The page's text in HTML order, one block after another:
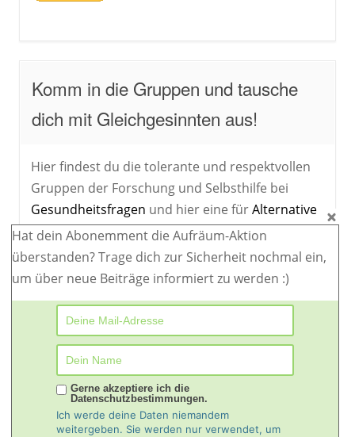
Komm in die Gruppen und tausche
dich mit Gleichgesinnten aus!
Hier findest du die tolerante und respektvollen
Gruppen der Forschung und Selbsthilfe bei
Gesundheitsfragen und hier eine fürAlternative
Extremistenund allen, die an kontroversen
Randthemen interessiert sind.
© Entfaltungsblog 2026
​​Hat dein Abonemment die Aufräum-Aktion
überstanden?​ ​Trage dich zur Sicherheit nochmal ein,
um über neue Beiträge informiert zu werden :)
Gerne akzeptiere ich die
Datenschutzbestimmungen.
Ich werde deine Daten niemandem
weitergeben. Sie werden nur verwendet, um